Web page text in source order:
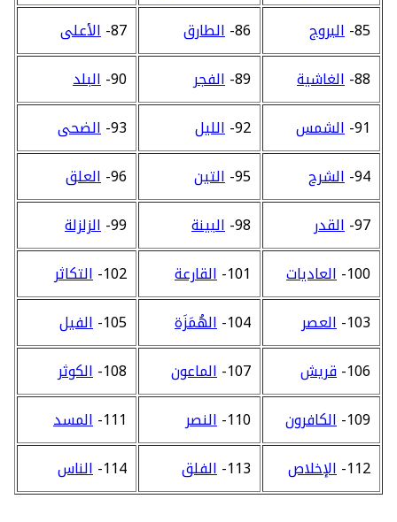
85- البروج 86- الطارق 87- الأعلى
88- الغاشية 89- الفجر 90- البلد
91- الشمس 92- الليل 93- الضحى
94- الشرح 95- التين 96- العلق
97- القدر 98- البينة 99- الزلزلة
100- العاديات 101- القارعة 102- التكاثر
103- العصر 104- الهُمَزَة 105- الفيل
106- قريش 107- الماعون 108- الكوثر
109- الكافرون 110- النصر 111- المسد
112- الإخلاص 113- الفلق 114- الناس